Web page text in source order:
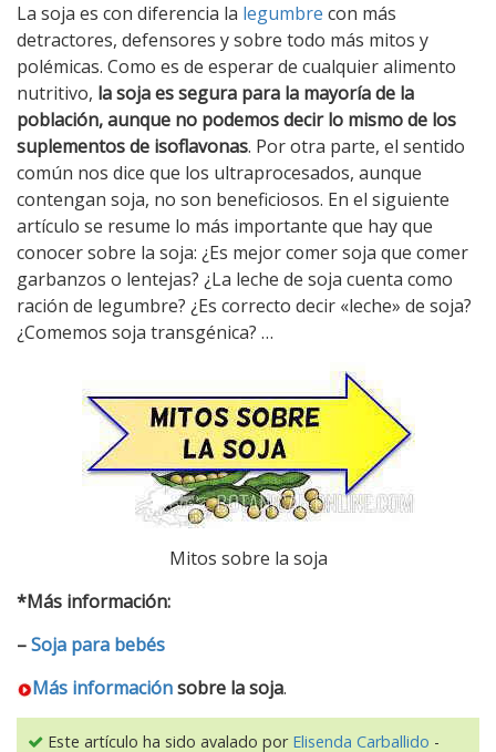
La soja es con diferencia la legumbre con más
detractores, defensores y sobre todo más mitos y
polémicas. Como es de esperar de cualquier alimento
nutritivo, la soja es segura para la mayoría de la
población, aunque no podemos decir lo mismo de los
suplementos de isoflavonas. Por otra parte, el sentido
común nos dice que los ultraprocesados, aunque
contengan soja, no son beneficiosos. En el siguiente
artículo se resume lo más importante que hay que
conocer sobre la soja: ¿Es mejor comer soja que comer
garbanzos o lentejas? ¿La leche de soja cuenta como
ración de legumbre? ¿Es correcto decir «leche» de soja?
¿Comemos soja transgénica? …
Mitos sobre la soja
*Más información:
–Soja para bebés
Más informaciónsobre la soja.
Este artículo ha sido avalado por Elisenda Carballido -